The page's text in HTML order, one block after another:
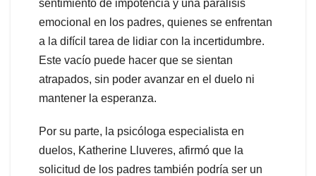
sentimiento de impotencia y una parálisis
emocional en los padres, quienes se enfrentan
a la difícil tarea de lidiar con la incertidumbre.
Este vacío puede hacer que se sientan
atrapados, sin poder avanzar en el duelo ni
mantener la esperanza.
Por su parte, la psicóloga especialista en
duelos, Katherine Lluveres, afirmó que la
solicitud de los padres también podría ser un